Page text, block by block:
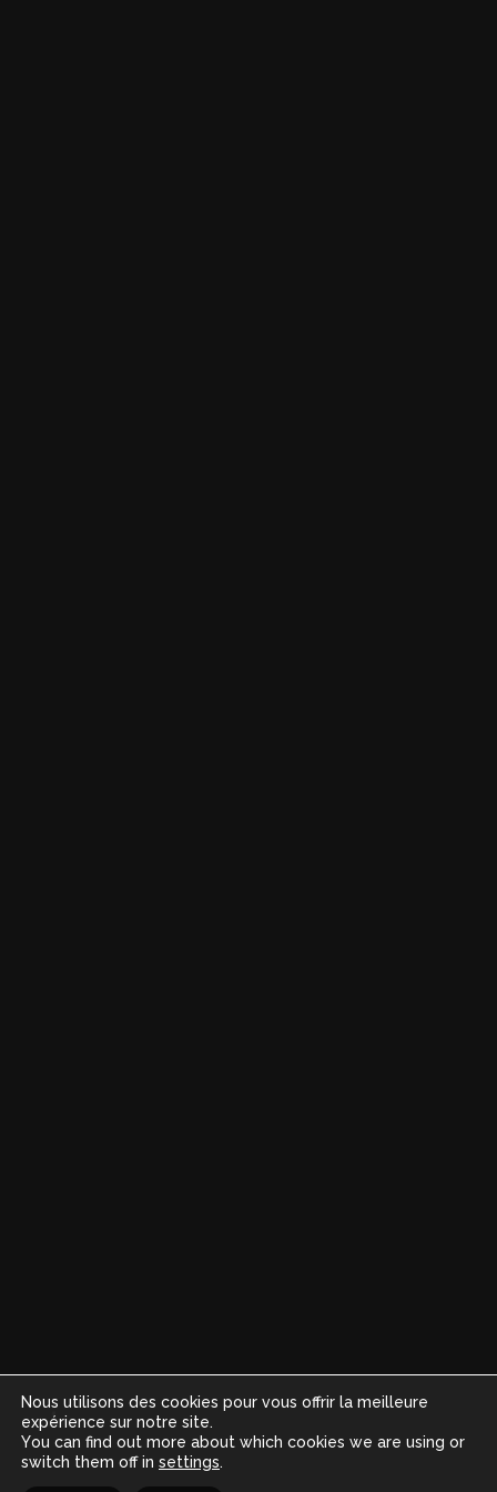
Nous utilisons des cookies pour vous offrir la meilleure
expérience sur notre site.
You can find out more about which cookies we are using or
switch them off in settings.